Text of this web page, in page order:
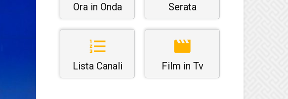
Ora in Onda Serata
Lista Canali Film in Tv